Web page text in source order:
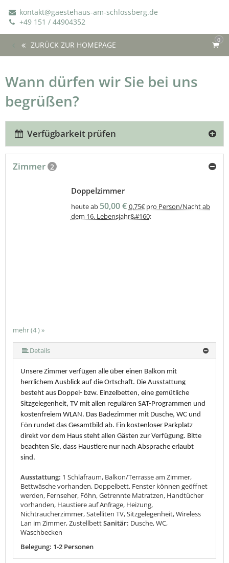
kontakt@gaestehaus-am-schlossberg.de
+49 151 / 44904352
0
ZURÜCK ZUR HOMEPAGE
Wann dürfen wir Sie bei uns
begrüßen?
Verfügbarkeit prüfen
Zimmer 2
mehr (4 ) »
Doppelzimmer
heute ab 50,00 € 0,75€ pro Person/Nacht ab
dem 16. Lebensjahr&#160;
Details
Unsere Zimmer verfügen alle über einen Balkon mit
herrlichem Ausblick auf die Ortschaft. Die Ausstattung
besteht aus Doppel- bzw. Einzelbetten, eine gemütliche
Sitzgelegenheit, TV mit allen regulären SAT-Programmen und
kostenfreiem WLAN. Das Badezimmer mit Dusche, WC und
Fön rundet das Gesamtbild ab. Ein kostenloser Parkplatz
direkt vor dem Haus steht allen Gästen zur Verfügung. Bitte
beachten Sie, dass Haustiere nur nach Absprache erlaubt
sind.
Ausstattung: 1 Schlafraum, Balkon/Terrasse am Zimmer,
Bettwäsche vorhanden, Doppelbett, Fenster können geöffnet
werden, Fernseher, Föhn, Getrennte Matratzen, Handtücher
vorhanden, Haustiere auf Anfrage, Heizung,
Nichtraucherzimmer, Satelliten TV, Sitzgelegenheit, Wireless
Lan im Zimmer, ZustellbettSanitär: Dusche, WC,
Waschbecken
Belegung: 1-2 Personen